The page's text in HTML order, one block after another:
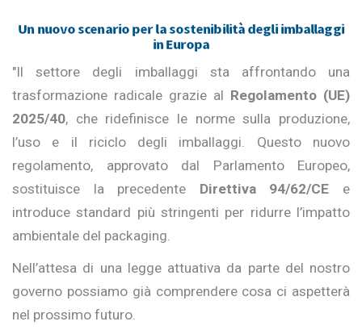
Un nuovo scenario per la sostenibilità degli imballaggi
in Europa
"Il settore degli imballaggi sta affrontando una
trasformazione radicale grazie al Regolamento (UE)
2025/40, che ridefinisce le norme sulla produzione,
l’uso e il riciclo degli imballaggi. Questo nuovo
regolamento, approvato dal Parlamento Europeo,
sostituisce la precedente Direttiva 94/62/CE e
introduce standard più stringenti per ridurre l’impatto
ambientale del packaging.
Nell’attesa di una legge attuativa da parte del nostro
governo possiamo già comprendere cosa ci aspetterà
nel prossimo futuro.